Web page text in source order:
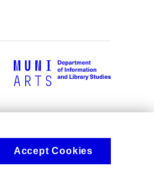
Accept Cookies